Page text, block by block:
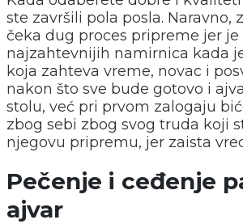
ste završili pola posla. Naravno,
čeka dug proces pripreme jer je
najzahtevnijih namirnica kada
koja zahteva vreme, novac i
nakon što sve bude gotovo i
stolu, već pri prvom zalogaju
zbog sebi zbog svog truda koji
njegovu pripremu, jer zaista
Pečenje i ceđenje
ajvar